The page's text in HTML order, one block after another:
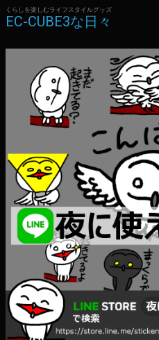
くらしを楽しむライフスタイルグッズ
EC-CUBE3な日々